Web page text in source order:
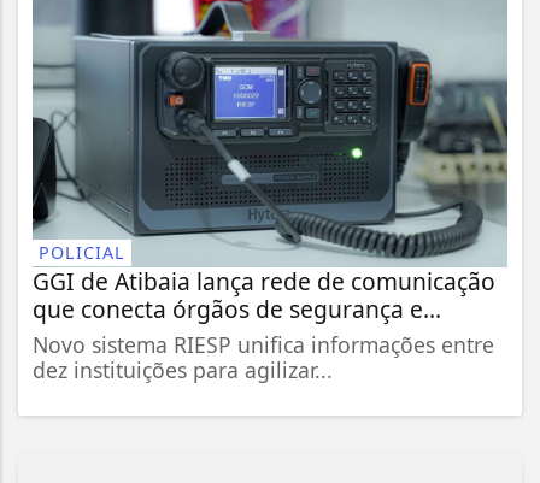
POLICIAL
GGI de Atibaia lança rede de comunicação
que conecta órgãos de segurança e...
Novo sistema RIESP unifica informações entre
dez instituições para agilizar...